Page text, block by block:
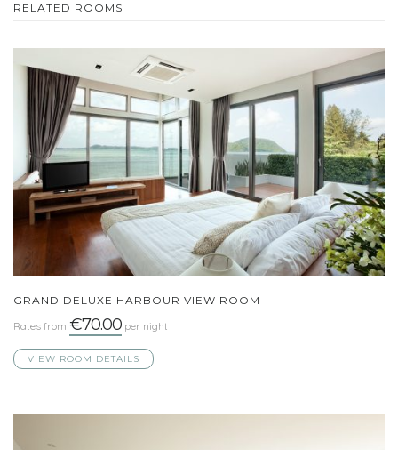
RELATED ROOMS
GRAND DELUXE HARBOUR VIEW ROOM
Rates from €70.00 per night
VIEW ROOM DETAILS